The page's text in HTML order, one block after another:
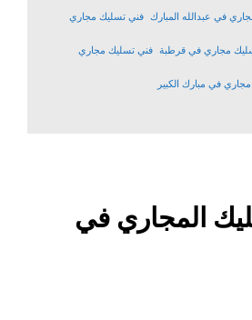
في عبدالله المبارك فني تسليك مجاري
مجاري في قرطبة فني تسليك مجاري
في مبارك الكبير
المجاري في